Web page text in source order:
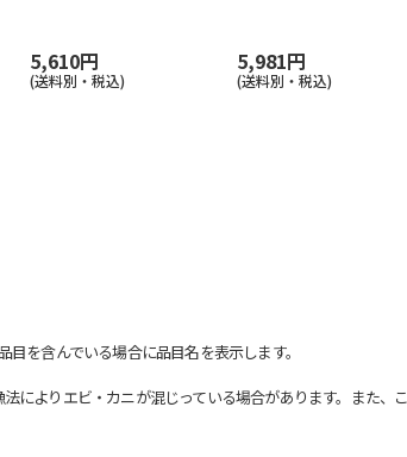
5,610円
(送料別・税込)
5,981円
(送料別・税込)
を含んでいる場合に品目名を表示します。
よりエビ・カニが混じっている場合があります。また、